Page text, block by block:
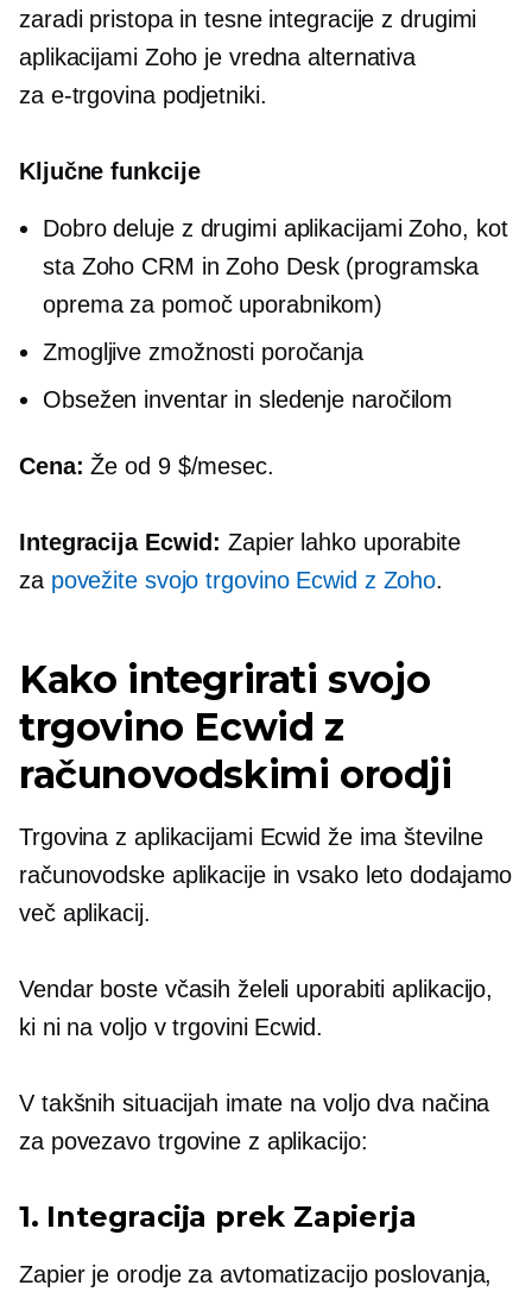
zaradi pristopa in tesne integracije z drugimi
aplikacijami Zoho je vredna alternativa
za e-trgovinapodjetniki.
Ključne funkcije
Dobro deluje z drugimi aplikacijami Zoho, kot
sta Zoho CRM in Zoho Desk (programska
oprema za pomoč uporabnikom)
Zmogljive zmožnosti poročanja
Obsežen inventar in sledenje naročilom
Cena:Že od 9 $/mesec.
Integracija Ecwid:Zapier lahko uporabite
za povežite svojo trgovino Ecwid z Zoho.
Kako integrirati svojo
trgovino Ecwid z
računovodskimi orodji
Trgovina z aplikacijami Ecwid že ima številne
računovodske aplikacije in vsako leto dodajamo
več aplikacij.
Vendar boste včasih želeli uporabiti aplikacijo,
ki ni na voljo v trgovini Ecwid.
V takšnih situacijah imate na voljo dva načina
za povezavo trgovine z aplikacijo:
1. Integracija prek Zapierja
Zapier je orodje za avtomatizacijo poslovanja,